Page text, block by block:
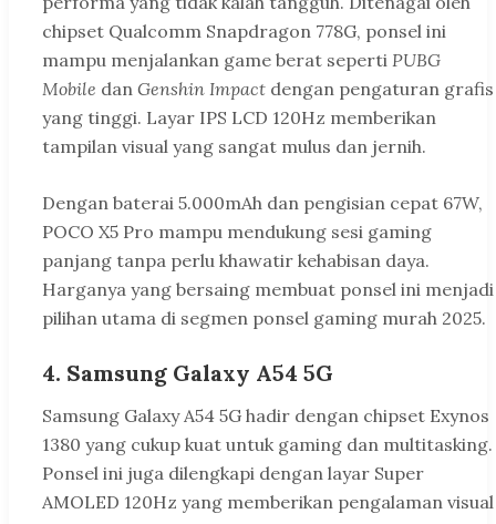
chipset Qualcomm Snapdragon 778G, ponsel ini
mampu menjalankan game berat seperti PUBG
Mobile dan Genshin Impact dengan pengaturan grafis
yang tinggi. Layar IPS LCD 120Hz memberikan
tampilan visual yang sangat mulus dan jernih.
Dengan baterai 5.000mAh dan pengisian cepat 67W,
POCO X5 Pro mampu mendukung sesi gaming
panjang tanpa perlu khawatir kehabisan daya.
Harganya yang bersaing membuat ponsel ini menjadi
pilihan utama di segmen ponsel gaming murah 2025.
4. Samsung Galaxy A54 5G
Samsung Galaxy A54 5G hadir dengan chipset Exynos
1380 yang cukup kuat untuk gaming dan multitasking.
Ponsel ini juga dilengkapi dengan layar Super
AMOLED 120Hz yang memberikan pengalaman visual